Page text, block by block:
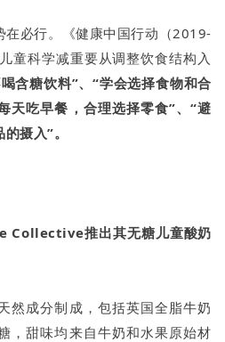
在必行。《健康中国行动（2019-
童科学减重要从调整饮食结构入
含糖饮料”、“学会选择食物和合
天吃早餐，合理选择零食”、“避
摄入”。
Collective推出其无糖儿童酸奶
然成分制成，包括英国全脂牛奶
，甜味均来自牛奶和水果原始材